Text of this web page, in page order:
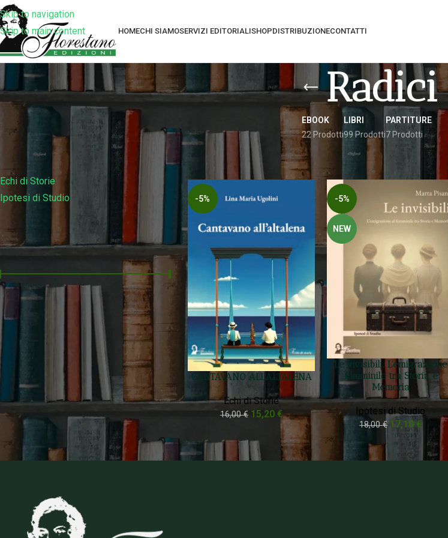
Skip to navigation
Skip to main content
HOMECHI SIAMOSERVIZI EDITORIALISHOPDISTRIBUZIONECONTATTI
Radici
EBOOK
22 Prodotti
LIBRI
99 Prodotti
PARTITURE
7 Prodotti
Filtra Per Collana
Echi di Storie
Ipotesi di Studio
Filtra Per Prezzo
FILTRA
Prezzo:10 €
Filtra Per Stato
On sale
In stock
Prodotti taggati “radici”
-5%
CANTAVANO ALL’ALTALENA
Echi di Storie
16,00€ 15,20€
-5%
NEW
Le invisibili. L’emigrazione
femminile tra Storia e
Memoria
Ipotesi di Studio
18,00€ 17,10 €